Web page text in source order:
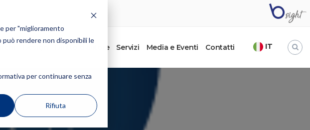
per "miglioramento
rendere non disponibili le
per continuare senza
Rifiuta
Diritto d’autore Servizi Media e Eventi Contatti IT